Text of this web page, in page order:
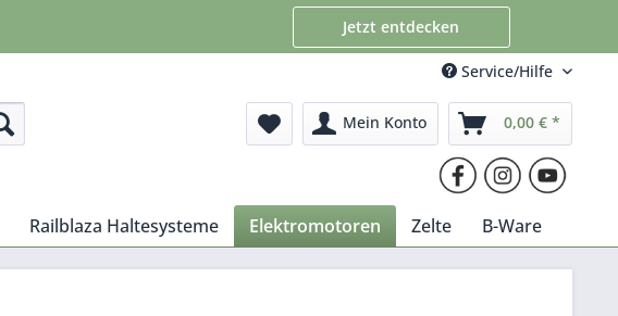
Jetzt entdecken
Service/Hilfe
Mein Konto 0,00 € *
Railblaza Haltesysteme Elektromotoren Zelte B-Ware